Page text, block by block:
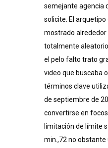
semejante agencia
solicite. El arquetipo
mostrado alrededor
totalmente
el pelo falto trato
video que buscaba
términos clave
de septiembre de
convertirse en
limitación de límite
min.,72​ no